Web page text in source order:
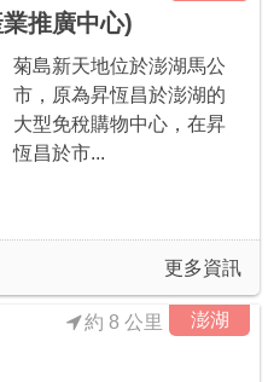
推廣中心)
菊島新天地位於澎湖馬公
市，原為昇恆昌於澎湖的
大型免稅購物中心，在昇
恆昌於市...
更多資訊
澎湖
約 8 公里